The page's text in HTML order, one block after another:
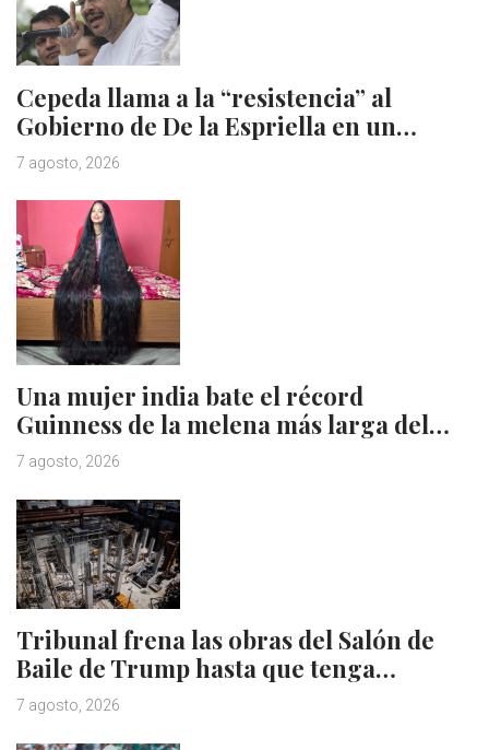
Cepeda llama a la “resistencia” al
Gobierno de De la Espriella en un…
7 agosto, 2026
Una mujer india bate el récord
Guinness de la melena más larga del…
7 agosto, 2026
Tribunal frena las obras del Salón de
Baile de Trump hasta que tenga…
7 agosto, 2026